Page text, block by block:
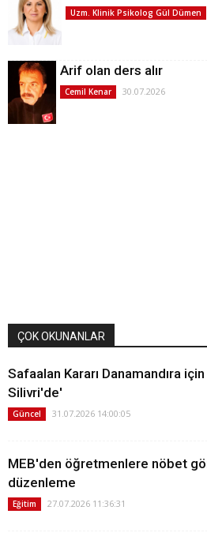
Uzm. Klinik Psikolog Gül Dümen
Arif olan ders alır
Cemil Kenar 30.07.2026
ÇOK OKUNANLAR
Safaalan Kararı Danamandıra
Silivri'de'
Güncel 31.07.2026 14:00:05
MEB'den öğretmenlere nöbet
düzenleme
Eğitim 27.07.2026 11:36:31